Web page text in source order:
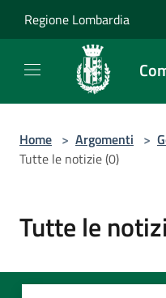
Regione Lombardia
Home > Argomenti >
Tutte le notizie (0)
Tutte le